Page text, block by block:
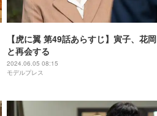
【虎に翼 第49話あらすじ】寅子、花岡
と再会する
2024.06.05 08:15
モデルプレス